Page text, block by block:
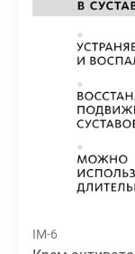
IM-6